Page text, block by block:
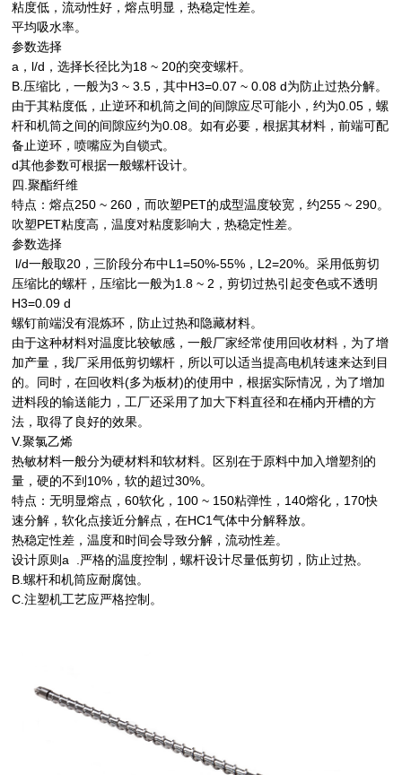
粘度低，流动性好，熔点明显，热稳定性差。
平均吸水率。
参数选择
a，l/d，选择长径比为18 ~ 20的突变螺杆。
B.压缩比，一般为3 ~ 3.5，其中H3=0.07 ~ 0.08 d为防止过热分解。
由于其粘度低，止逆环和机筒之间的间隙应尽可能小，约为0.05，螺
杆和机筒之间的间隙应约为0.08。如有必要，根据其材料，前端可配
备止逆环，喷嘴应为自锁式。
d其他参数可根据一般螺杆设计。
四.聚酯纤维
特点：熔点250 ~ 260，而吹塑PET的成型温度较宽，约255 ~ 290。
吹塑PET粘度高，温度对粘度影响大，热稳定性差。
参数选择
l/d一般取20，三阶段分布中L1=50%-55%，L2=20%。采用低剪切
压缩比的螺杆，压缩比一般为1.8 ~ 2，剪切过热引起变色或不透明
H3=0.09 d
螺钉前端没有混炼环，防止过热和隐藏材料。
由于这种材料对温度比较敏感，一般厂家经常使用回收材料，为了增
加产量，我厂采用低剪切螺杆，所以可以适当提高电机转速来达到目
的。同时，在回收料(多为板材)的使用中，根据实际情况，为了增加
进料段的输送能力，工厂还采用了加大下料直径和在桶内开槽的方
法，取得了良好的效果。
V.聚氯乙烯
热敏材料一般分为硬材料和软材料。区别在于原料中加入增塑剂的
量，硬的不到10%，软的超过30%。
特点：无明显熔点，60软化，100 ~ 150粘弹性，140熔化，170快
速分解，软化点接近分解点，在HC1气体中分解释放。
热稳定性差，温度和时间会导致分解，流动性差。
设计原则a .严格的温度控制，螺杆设计尽量低剪切，防止过热。
B.螺杆和机筒应耐腐蚀。
C.注塑机工艺应严格控制。